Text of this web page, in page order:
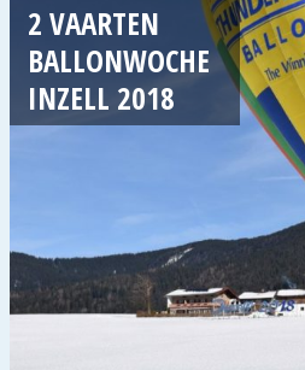
2 VAARTEN
BALLONWOCHE
INZELL 2018